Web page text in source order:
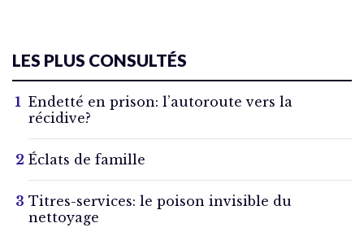
LES PLUS CONSULTÉS
Endetté en prison: l’autoroute vers la
récidive?
Éclats de famille
Titres-services: le poison invisible du
nettoyage